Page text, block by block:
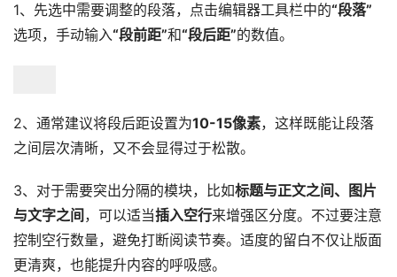
1、先选中需要调整的段落，点击编辑器工具栏中的“段落”
选项，手动输入“段前距”和“段后距”的数值。
2、通常建议将段后距设置为10-15像素，这样既能让段落
之间层次清晰，又不会显得过于松散。
3、对于需要突出分隔的模块，比如标题与正文之间、图片
与文字之间 ，可以适当插入空行来增强区分度。不过要注意
控制空行数量，避免打断阅读节奏。适度的留白不仅让版面
更清爽，也能提升内容的呼吸感。